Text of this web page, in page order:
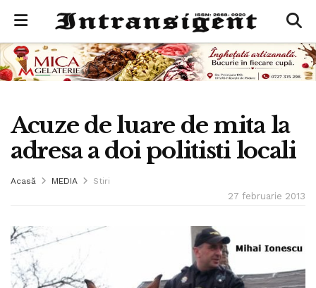
Acuze de luare de mita la
adresa a doi politisti locali
Acasă MEDIA Stiri
27 februarie 2013